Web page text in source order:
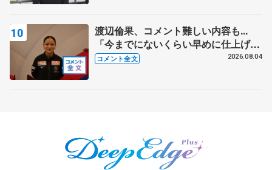
渡辺倫果、コメント難しい内容も...
「今までにないくらい早めに仕上げら
れている」 【アジアンオープントロ
コメント全文 2026.08.04